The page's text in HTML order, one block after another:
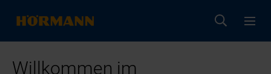
Willkommen im